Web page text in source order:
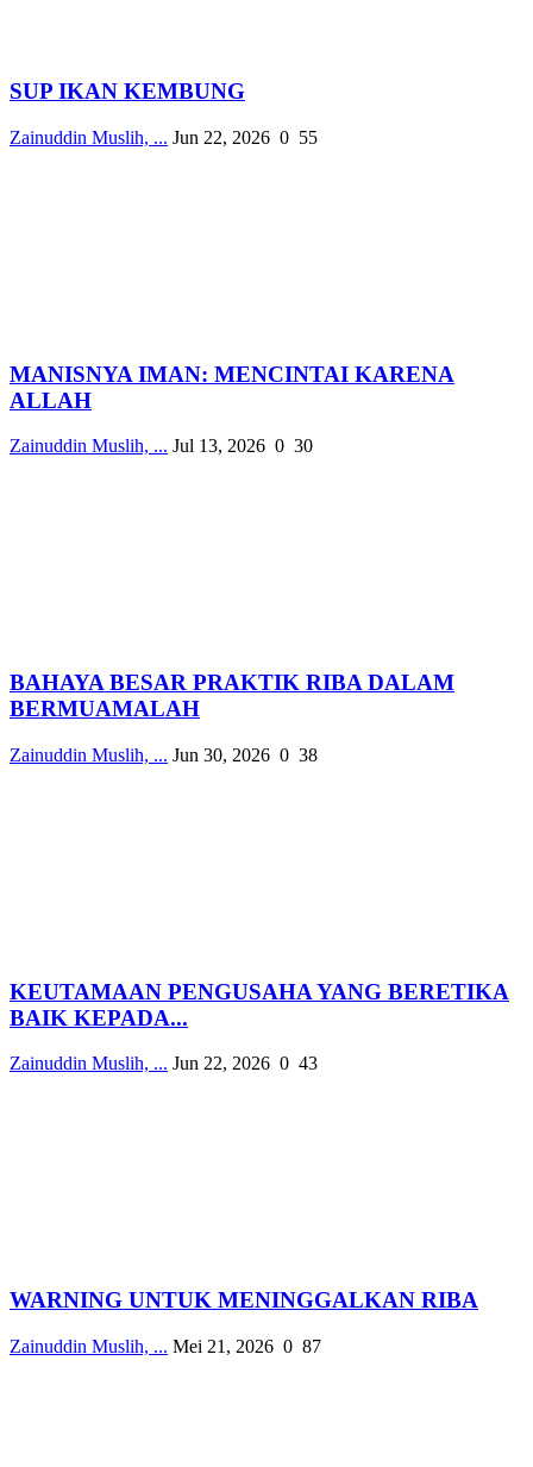
SUP IKAN KEMBUNG
Zainuddin Muslih, ... Jun 22, 2026 0 55
MANISNYA IMAN: MENCINTAI KARENA
ALLAH
Zainuddin Muslih, ... Jul 13, 2026 0 30
BAHAYA BESAR PRAKTIK RIBA DALAM
BERMUAMALAH
Zainuddin Muslih, ... Jun 30, 2026 0 38
KEUTAMAAN PENGUSAHA YANG BERETIKA
BAIK KEPADA...
Zainuddin Muslih, ... Jun 22, 2026 0 43
WARNING UNTUK MENINGGALKAN RIBA
Zainuddin Muslih, ... Mei 21, 2026 0 87